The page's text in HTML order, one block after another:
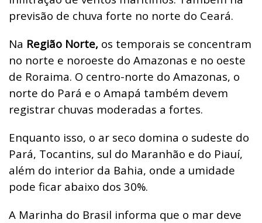
previsão de chuva forte no norte do Ceará.
Na Região Norte, os temporais se concentram
no norte e noroeste do Amazonas e no oeste
de Roraima. O centro-norte do Amazonas, o
norte do Pará e o Amapá também devem
registrar chuvas moderadas a fortes.
Enquanto isso, o ar seco domina o sudeste do
Pará, Tocantins, sul do Maranhão e do Piauí,
além do interior da Bahia, onde a umidade
pode ficar abaixo dos 30%.
A Marinha do Brasil informa que o mar deve